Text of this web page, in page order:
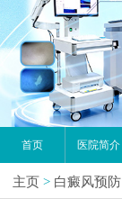
首页 医院简介
主页 > 白癜风预防